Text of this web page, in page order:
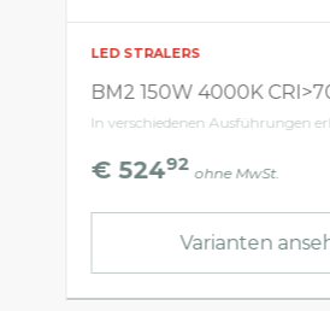
LED STRALERS
BM2 150W 4000K
In verschiedenen Ausführungen
€ 52492 ohne MwSt.
Varianten